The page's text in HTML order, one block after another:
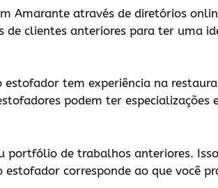
Amarante através de diretórios
de clientes anteriores para ter uma
estofador tem experiência na
podem ter especializações
portfólio de trabalhos anteriores.
corresponde ao que você